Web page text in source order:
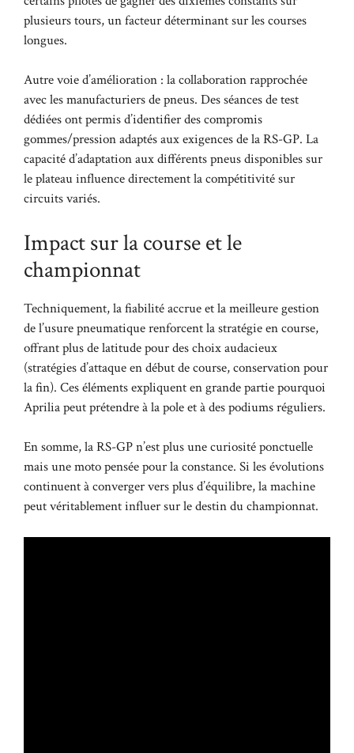
plusieurs tours, un facteur déterminant sur les courses
longues.
Autre voie d’amélioration : la collaboration rapprochée
avec les manufacturiers de pneus. Des séances de test
dédiées ont permis d’identifier des compromis
gommes/pression adaptés aux exigences de la RS-GP. La
capacité d’adaptation aux différents pneus disponibles sur
le plateau influence directement la compétitivité sur
circuits variés.
Impact sur la course et le
championnat
Techniquement, la fiabilité accrue et la meilleure gestion
de l’usure pneumatique renforcent la stratégie en course,
offrant plus de latitude pour des choix audacieux
(stratégies d’attaque en début de course, conservation pour
la fin). Ces éléments expliquent en grande partie pourquoi
Aprilia peut prétendre à la pole et à des podiums réguliers.
En somme, la RS-GP n’est plus une curiosité ponctuelle
mais une moto pensée pour la constance. Si les évolutions
continuent à converger vers plus d’équilibre, la machine
peut véritablement influer sur le destin du championnat.